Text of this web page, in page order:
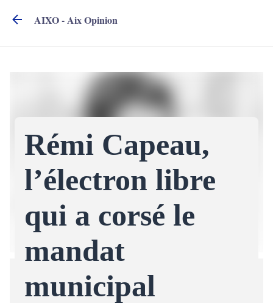
AIXO - Aix Opinion
Rémi Capeau,
l’électron libre
qui a corsé le
mandat
municipal